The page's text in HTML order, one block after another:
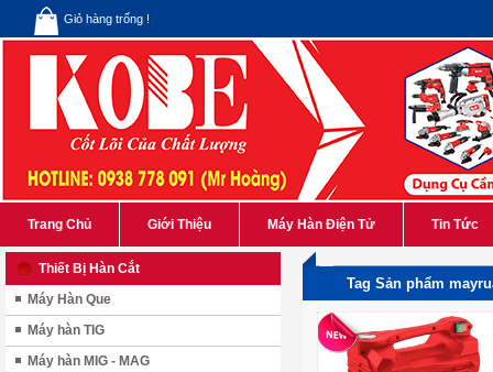
Giỏ hàng trống !
Trang Chủ Giới Thiệu Máy Hàn Điện Tử Tin Tức
Thiết Bị Hàn Cắt
Máy Hàn Que
Máy hàn TIG
Máy hàn MIG - MAG
Tag Sản phẩm